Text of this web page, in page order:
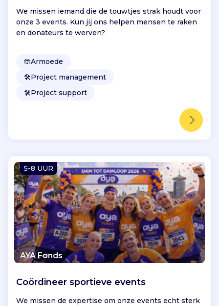
We missen iemand die de touwtjes strak houdt voor
onze 3 events. Kun jij ons helpen mensen te raken
en donateurs te werven?
🤲Armoede
🛠️Project management
🛠️Project support
5-8 UUR
AYA Fonds
Coördineer sportieve events
We missen de expertise om onze events echt sterk